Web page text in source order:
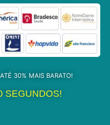
30% MAIS BARATO!
SEGUNDOS!